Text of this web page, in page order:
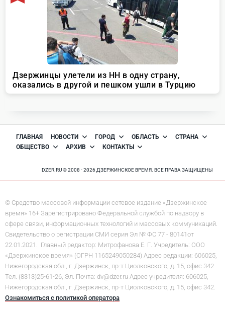
ГЛАВНАЯ НОВОСТИ ГОРОД ОБЛАСТЬ
СТРАНА
ОБЩЕСТВО
АРХИВ КОНТАКТЫ
DZER.RU © 2008 - 2026 ДЗЕРЖИНСКОЕ ВРЕМЯ. ВСЕ ПРАВА ЗАЩИЩЕНЫ
© Средство массовой информации сетевое издание «Дзержинское
время» 16+ Зарегистрировано Федеральной службой по надзору в
сфере связи, информационных технологий и массовых коммуникаций.
Свидетельство о регистрации СМИ серия Эл № ФС 77 - 80141от
22.01.2021. Главный редактор: Митрофанова Е. Г. Учредитель: ООО
«Дзержинское время» (ОГРН 1165249050284) Адрес редакции: 606025,
Нижегородская обл., г. Дзержинск, пр-т Циолковского, д. 15, офис 342
Тел. (8313)25-61-26, Эл. Почта: dv@dzer.ru Адрес учредителя: 606025,
Нижегородская обл., г. Дзержинск, пр-т Циолковского, д. 15, офис 342.
Ознакомиться с политикой оператора